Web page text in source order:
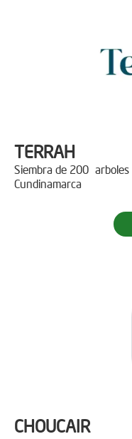
TERRAH
Siembra de 200
Cundinamarca
CHOUCAIR